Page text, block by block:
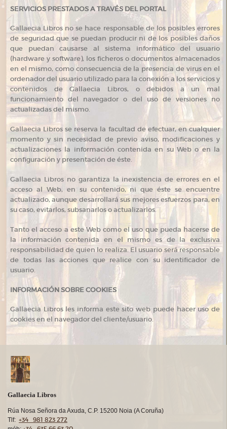
SERVICIOS PRESTADOS A TRAVÉS DEL PORTAL
Gallaecia Libros no se hace responsable de los posibles errores
de seguridad que se puedan producir ni de los posibles daños
que puedan causarse al sistema informático del usuario
(hardware y software), los ficheros o documentos almacenados
en el mismo, como consecuencia de la presencia de virus en el
ordenador del usuario utilizado para la conexión a los servicios y
contenidos de Gallaecia Libros, o debidos a un mal
funcionamiento del navegador o del uso de versiones no
actualizadas del mismo.
Gallaecia Libros se reserva la facultad de efectuar, en cualquier
momento y sin necesidad de previo aviso, modificaciones y
actualizaciones la información contenida en su Web o en la
configuración y presentación de éste.
Gallaecia Libros no garantiza la inexistencia de errores en el
acceso al Web, en su contenido, ni que éste se encuentre
actualizado, aunque desarrollará sus mejores esfuerzos para, en
su caso, evitarlos, subsanarlos o actualizarlos.
Tanto el acceso a este Web como el uso que pueda hacerse de
la información contenida en el mismo es de la exclusiva
responsabilidad de quien lo realiza. El usuario será responsable
de todas las acciones que realice con su identificador de
usuario.
INFORMACIÓN SOBRE COOKIES
Gallaecia Libros les informa este sito web puede hacer uso de
cookies en el navegador del cliente/usuario.
Gallaecia Libros
Rúa Nosa Señora da Axuda, C.P. 15200 Noia (A Coruña)
Tlf: +34 981 823 272